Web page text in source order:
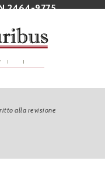
2464-9775
I
alla revisione